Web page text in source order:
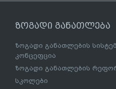
ზოგადი განათლება
ზოგადი განათლების
კონცეფცია
ზოგადი განათლების
სკოლები